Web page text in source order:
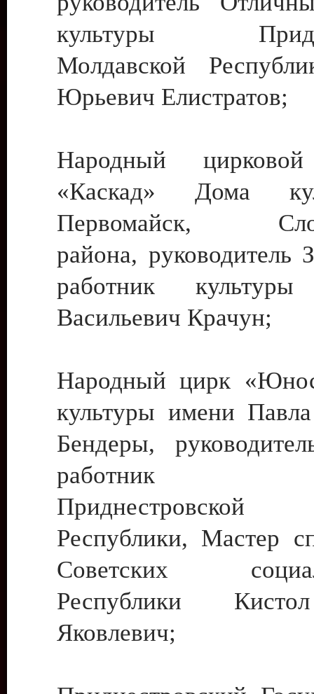
культуры
Молдавской
Юрьевич Елистратов;
Народный цирковой
«Каскад» Дома
Первомайск,
района, руководитель
работник культуры
Васильевич Крачун;
Народный цирк
культуры имени
Бендеры,
работник
Приднестровской
Республики, Мастер
Советских
Республики
Яковлевич;